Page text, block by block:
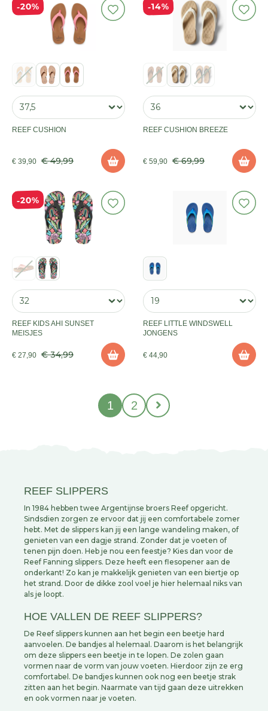
20%
REEF CUSHION
€ 39,90 € 49,99
14%
REEF CUSHION BREEZE
€ 59,90 € 69,99
20%
REEF KIDS AHI SUNSET
MEISJES
€ 27,90 € 34,99
REEF LITTLE WINDSWELL
JONGENS
€ 44,90
1 2
REEF SLIPPERS
In 1984 hebben twee Argentijnse broers Reef opgericht.
Sindsdien zorgen ze ervoor dat jij een comfortabele zomer
hebt. Met de slippers kan jij een lange wandeling maken, of
genieten van een dagje strand. Zonder dat je voeten of
tenen pijn doen. Heb je nou een feestje? Kies dan voor de
Reef Fanning slippers. Deze heeft een flesopener aan de
onderkant! Zo kan je makkelijk genieten van een biertje op
het strand. Door de dikke zool voel je hier helemaal niks van
als je loopt.
HOE VALLEN DE REEF SLIPPERS?
De Reef slippers kunnen aan het begin een beetje hard
aanvoelen. De bandjes al helemaal. Daarom is het belangrijk
om deze slippers een beetje in te lopen. De zolen gaan
vormen naar de vorm van jouw voeten. Hierdoor zijn ze erg
comfortabel. De bandjes kunnen ook nog een beetje strak
zitten aan het begin. Naarmate van tijd gaan deze uitrekken
en ook vormen naar je voeten.